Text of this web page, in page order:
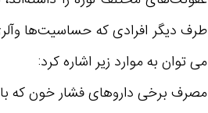
طرف دیگر افرادی که حساسیت‌ها
می توان به موارد زیر اشاره کرد:
مصرف برخی داروهای فشار خون که